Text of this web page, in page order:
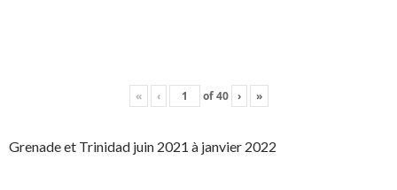
« ‹ of40 › »
Grenade et Trinidad juin 2021 à janvier 2022